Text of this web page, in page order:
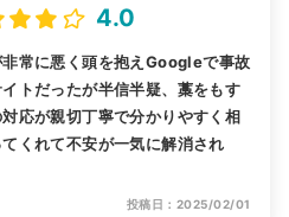
4.0
常に悪く頭を抱えGoogleで事故
トだったが半信半疑、藁をもす
応が親切丁寧で分かりやすく相
くれて不安が一気に解消され
投稿日：2025/02/01